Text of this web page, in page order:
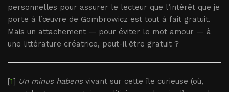
personnelles pour assurer le lecteur que l’intérêt que je
porte à l’œuvre de Gombrowicz est tout à fait gratuit.
Mais un attachement — pour éviter le mot amour — à
une littérature créatrice, peut-il être gratuit ?
[1] Un minus habensvivant sur cette île curieuse (où,